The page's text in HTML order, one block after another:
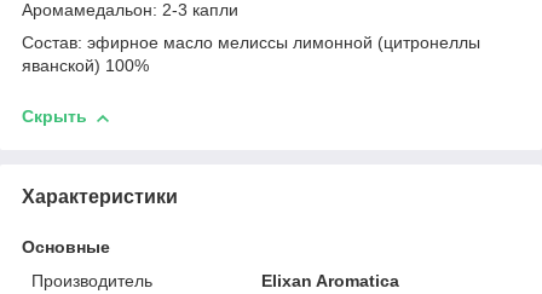
Аромамедальон: 2-3 капли
Состав: эфирное масло мелиссы лимонной (цитронеллы
яванской) 100%
Скрыть
Характеристики
Основные
Производитель
Elixan Aromatica